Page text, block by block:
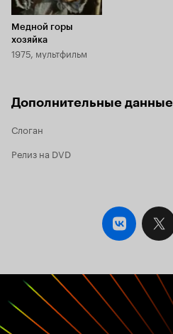
Медной горы
хозяйка
1975, мультфильм
Дополнительные данные
Слоган
Релиз на DVD